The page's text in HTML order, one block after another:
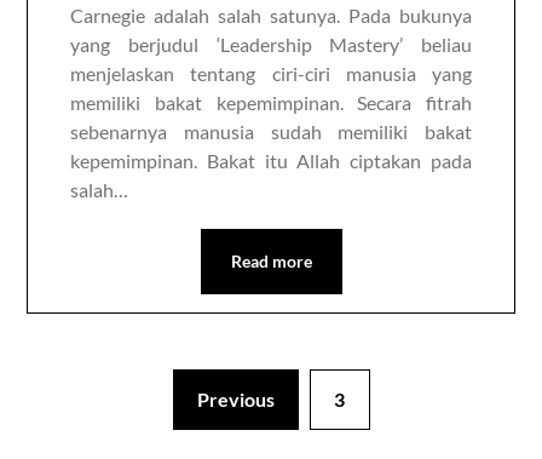
Carnegie adalah salah satunya. Pada bukunya
yang berjudul ‘Leadership Mastery’ beliau
menjelaskan tentang ciri-ciri manusia yang
memiliki bakat kepemimpinan. Secara fitrah
sebenarnya manusia sudah memiliki bakat
kepemimpinan. Bakat itu Allah ciptakan pada
salah…
Read more
Previous 3